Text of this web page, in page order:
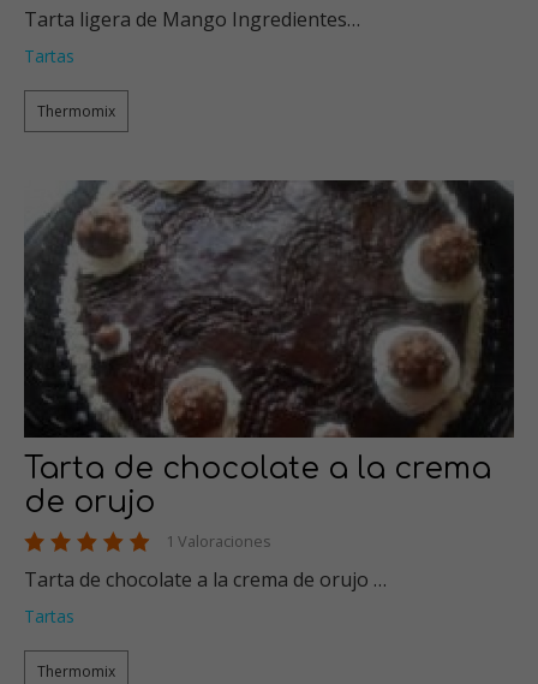
Tarta ligera de Mango Ingredientes…
Tartas
Thermomix
Tarta de chocolate a la crema
de orujo
1 Valoraciones
Tarta de chocolate a la crema de orujo …
Tartas
Thermomix